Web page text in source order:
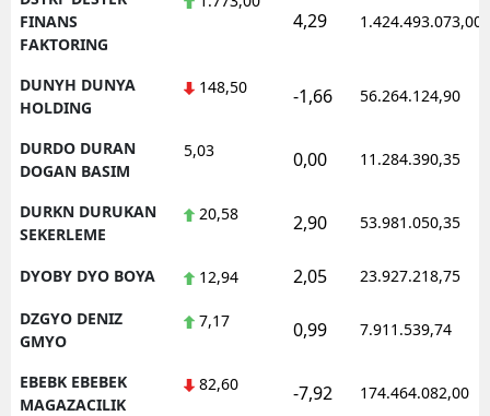
FINANS
FAKTORING
4,29 1.424.493.073,00
DUNYH DUNYA
HOLDING
148,50 -1,66 56.264.124,90
DURDO DURAN
DOGAN BASIM
5,03 0,00 11.284.390,35
DURKN DURUKAN
SEKERLEME
20,58 2,90 53.981.050,35
DYOBY DYO BOYA 12,94 2,05 23.927.218,75
DZGYO DENIZ
GMYO
7,17 0,99 7.911.539,74
EBEBK EBEBEK
MAGAZACILIK
82,60 -7,92 174.464.082,00